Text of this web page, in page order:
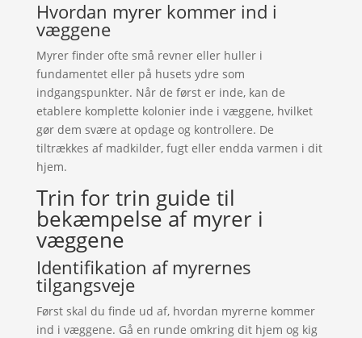
Hvordan myrer kommer ind i
væggene
Myrer finder ofte små revner eller huller i
fundamentet eller på husets ydre som
indgangspunkter. Når de først er inde, kan de
etablere komplette kolonier inde i væggene, hvilket
gør dem svære at opdage og kontrollere. De
tiltrækkes af madkilder, fugt eller endda varmen i dit
hjem.
Trin for trin guide til
bekæmpelse af myrer i
væggene
Identifikation af myrernes
tilgangsveje
Først skal du finde ud af, hvordan myrerne kommer
ind i væggene. Gå en runde omkring dit hjem og kig